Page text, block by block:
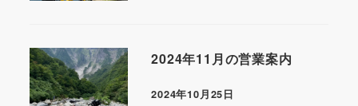
2024年11月の営業案内
2024年10月25日